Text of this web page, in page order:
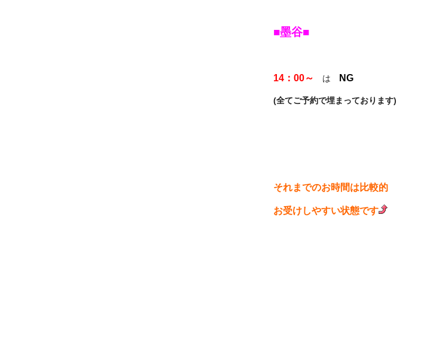
■墨谷■
14：00～ は NG
(全てご予約で埋まっております)
それまでのお時間は比較的
お受けしやすい状態です